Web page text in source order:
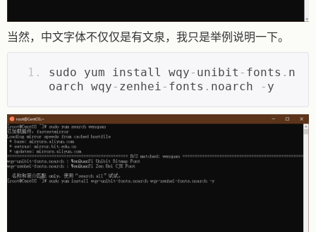
当然，中文字体不仅仅是有文泉，我只是举例说明一下。
sudo yum install wqy - unibit - fonts . n
oarch wqy - zenhei - fonts . noarch - y ﻿